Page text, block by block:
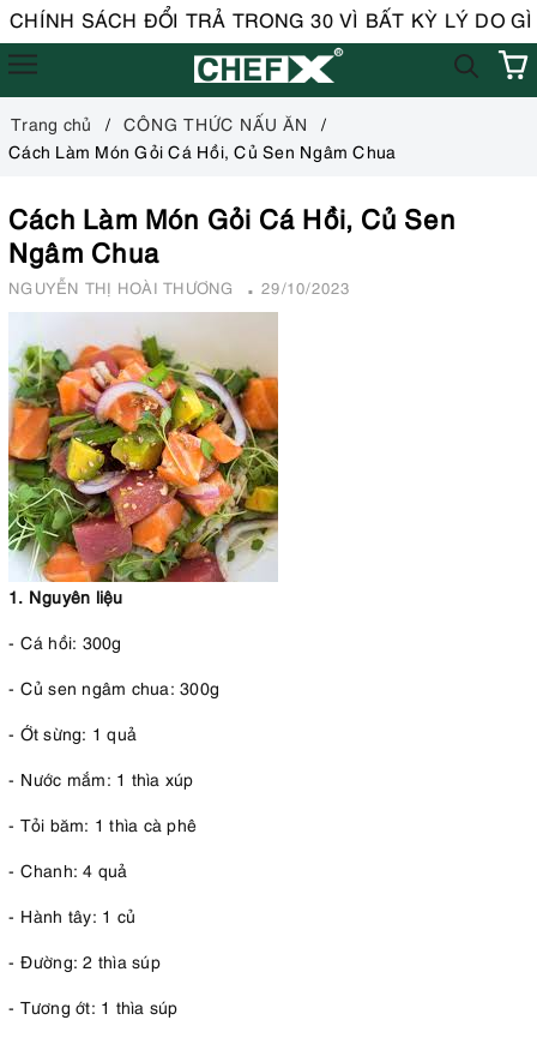
SÁCH ĐỔI TRẢ TRONG 30 VÌ BẤT KỲ LÝ DO GÌ
Trang chủ
CÔNG THỨC NẤU ĂN
Cách Làm Món Gỏi Cá Hồi, Củ Sen Ngâm Chua
Cách Làm Món Gỏi Cá Hồi, Củ Sen
Ngâm Chua
NGUYỄN THỊ HOÀI THƯƠNG 29/10/2023
1. Nguyên liệu
- Cá hồi: 300g
- Củ sen ngâm chua: 300g
- Ớt sừng: 1 quả
- Nước mắm: 1 thìa xúp
- Tỏi băm: 1 thìa cà phê
- Chanh: 4 quả
- Hành tây: 1 củ
- Đường: 2 thìa súp
- Tương ớt: 1 thìa súp